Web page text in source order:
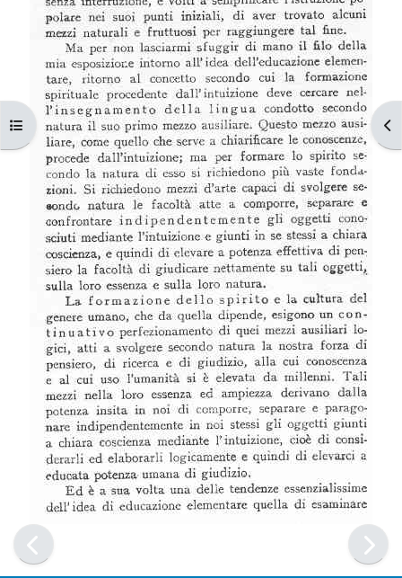
Apri indice del corso